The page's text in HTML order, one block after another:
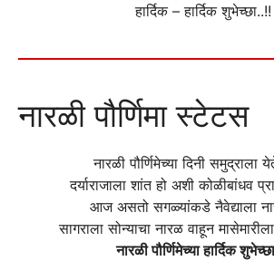
हार्दिक – हार्दिक शुभेच्छा..!!
नारळी पौर्णिमा स्टेटस
नारळी पौर्णिमेच्या दिनी समुद्राला
दर्याराजाला शांत हो अशी कोळीबांधव
आज असतो सगळ्यांकडे नैवेद्याला
सागराला सोन्याचा नारळ वाहून
नारळी पौर्णिमेच्या हार्दिक